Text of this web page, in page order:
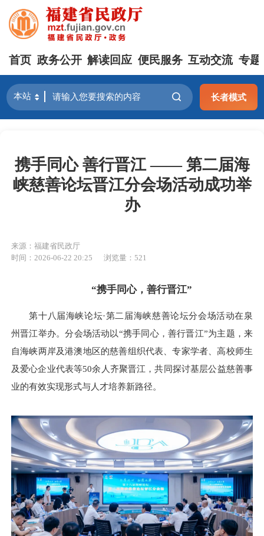
首页 政务公开 解读回应 便民服务 互动交流 专题
长者模式
携手同心 善行晋江 —— 第二届海
峡慈善论坛晋江分会场活动成功举
办
来源：福建省民政厅
时间：2026-06-22 20:25
浏览量：521
“携手同心，善行晋江”
第十八届海峡论坛·第二届海峡慈善论坛分会场活动在泉
州晋江举办。分会场活动以“携手同心，善行晋江”为主题，来
自海峡两岸及港澳地区的慈善组织代表、专家学者、高校师生
及爱心企业代表等50余人齐聚晋江，共同探讨基层公益慈善事
业的有效实现形式与人才培养新路径。